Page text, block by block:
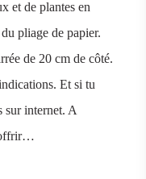
et de plantes en
pliage de papier.
de 20 cm de côté.
Et si tu
sur internet. A
offrir…